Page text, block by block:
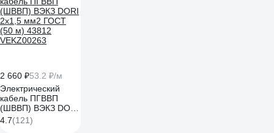
2 660 ₽53.2 ₽/м
Электрический
кабель ПГВВП
(ШВВП) ВЭКЗ DORI
2x1,5 мм2 ГОСТ
(50 м) 43812
4.7(121)